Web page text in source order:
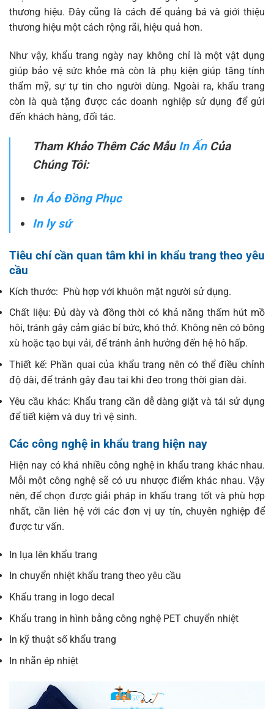
thương hiệu. Đây cũng là cách để quảng bá và giới thiệu
thương hiệu một cách rộng rãi, hiệu quả hơn.
Như vậy, khẩu trang ngày nay không chỉ là một vật dụng
giúp bảo vệ sức khỏe mà còn là phụ kiện giúp tăng tính
thẩm mỹ, sự tự tin cho người dùng. Ngoài ra, khẩu trang
còn là quà tặng được các doanh nghiệp sử dụng để gửi
đến khách hàng, đối tác.
Tham Khảo Thêm Các MẫuIn ẤnCủa
Chúng Tôi:
In Áo Đồng Phục
In ly sứ
Tiêu chí cần quan tâm khi in khẩu trang theo yêu
cầu
Kích thước: Phù hợp với khuôn mặt người sử dụng.
Chất liệu: Đủ dày và đồng thời có khả năng thấm hút mồ
hôi, tránh gây cảm giác bí bức, khó thở. Không nên có bông
xù hoặc tạo bụi vải, để tránh ảnh hưởng đến hệ hô hấp.
Thiết kế: Phần quai của khẩu trang nên có thể điều chỉnh
độ dài, để tránh gây đau tai khi đeo trong thời gian dài.
Yêu cầu khác: Khẩu trang cần dễ dàng giặt và tái sử dụng
để tiết kiệm và duy trì vệ sinh.
Các công nghệ in khẩu trang hiện nay
Hiện nay có khá nhiều công nghệ in khẩu trang khác nhau.
Mỗi một công nghệ sẽ có ưu nhược điểm khác nhau. Vậy
nên, để chọn được giải pháp in khẩu trang tốt và phù hợp
nhất, cần liên hệ với các đơn vị uy tín, chuyên nghiệp để
được tư vấn.
In lụa lên khẩu trang
In chuyển nhiệt khẩu trang theo yêu cầu
Khẩu trang in logo decal
Khẩu trang in hình bằng công nghệ PET chuyển nhiệt
In kỹ thuật số khẩu trang
In nhãn ép nhiệt